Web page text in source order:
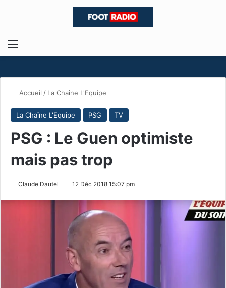
Menu
Accueil / La Chaîne L'Equipe
La Chaîne L'Equipe PSG TV
PSG : Le Guen optimiste
mais pas trop
Claude Dautel 12 Déc 2018 15:07 pm